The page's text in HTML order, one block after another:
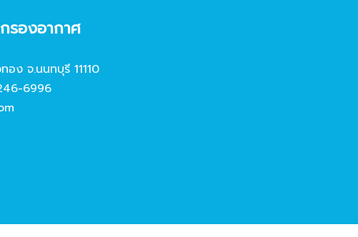
รองอากาศ
ง จ.นนทบุรี 11110
6996